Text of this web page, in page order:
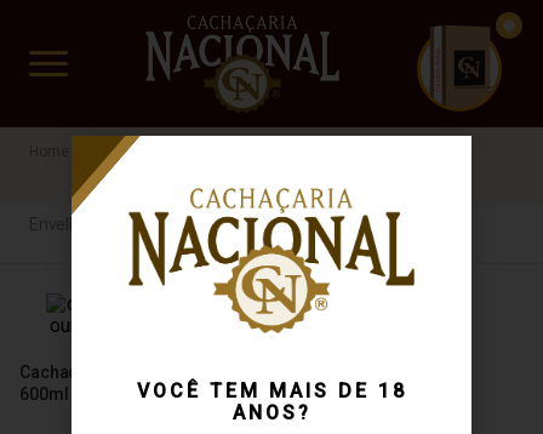
VOCÊ TEM MAIS DE 18
ANOS?
www.cachacarianacional.com.br
CUIDADO FRÁGIL
Cachaça
Cachaça Pinissilina Ouro
600ml